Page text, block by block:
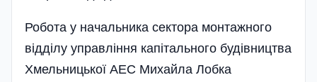
Робота у начальника сектора монтажного
відділу управління капітального будівництва
Хмельницької АЕС Михайла Лобка